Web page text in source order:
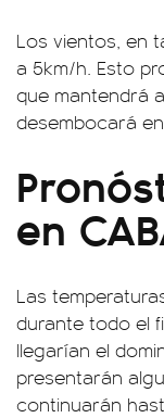
Los vientos, en
a 5km/h. Esto
que mantendrá
desembocará
en
Las
durante todo el
llegarían el
presentarán
continuarán